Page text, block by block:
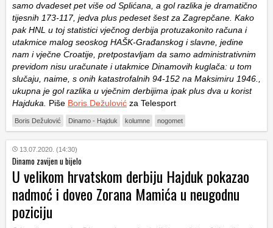
samo dvadeset pet više od Splićana, a gol razlika je dramatično
tijesnih 173-117, jedva plus pedeset šest za Zagrepčane. Kako
pak HNL u toj statistici vječnog derbija protuzakonito računa i
utakmice malog seoskog HAŠK-Građanskog i slavne, jedine
nam i vječne Croatije, pretpostavljam da samo administrativnim
previdom nisu uračunate i utakmice Dinamovih kuglača: u tom
slučaju, naime, s onih katastrofalnih 94-152 na Maksimiru 1946.,
ukupna je gol razlika u vječnim derbijima ipak plus dva u korist
Hajduka. Piše Boris Dežulović za Telesport
Boris Dežulović Dinamo - Hajduk kolumne nogomet
13.07.2020. (14:30)
Dinamo zavijen u bijelo
U velikom hrvatskom derbiju Hajduk pokazao
nadmoć i doveo Zorana Mamića u neugodnu
poziciju